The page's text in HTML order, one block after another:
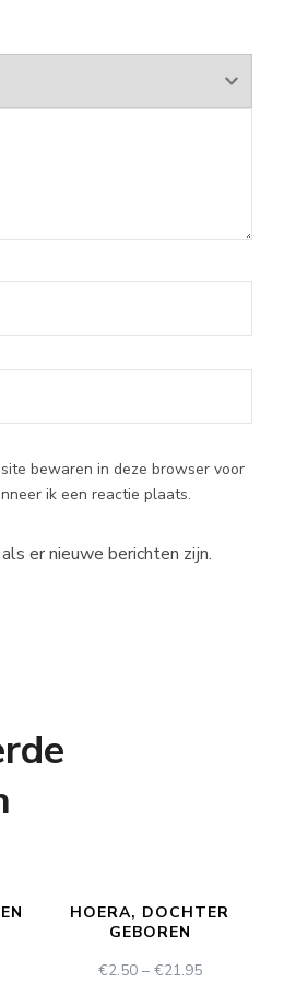
bewaren in deze browser voor
ik een reactie plaats.
er nieuwe berichten zijn.
HOERA, DOCHTER
GEBOREN
€2.50– €21.95